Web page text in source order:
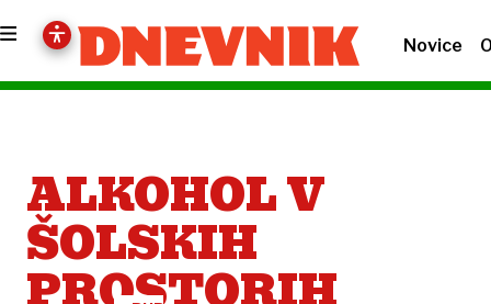
Novice
ALKOHOL V
ŠOLSKIH